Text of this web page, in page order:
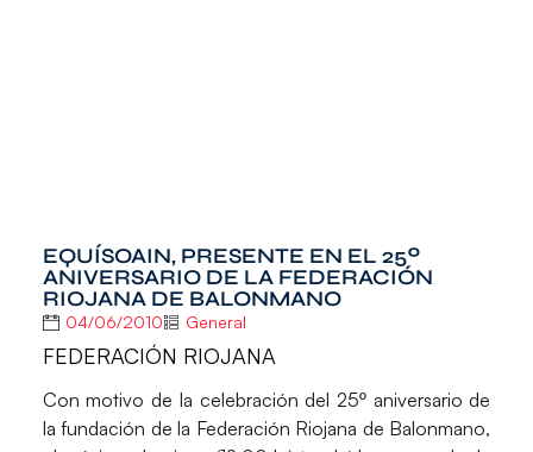
EQUÍSOAIN, PRESENTE EN EL 25º
ANIVERSARIO DE LA FEDERACIÓN
RIOJANA DE BALONMANO
04/06/2010 General
FEDERACIÓN RIOJANA
Con motivo de la celebración del 25º aniversario de
la fundación de la Federación Riojana de Balonmano,